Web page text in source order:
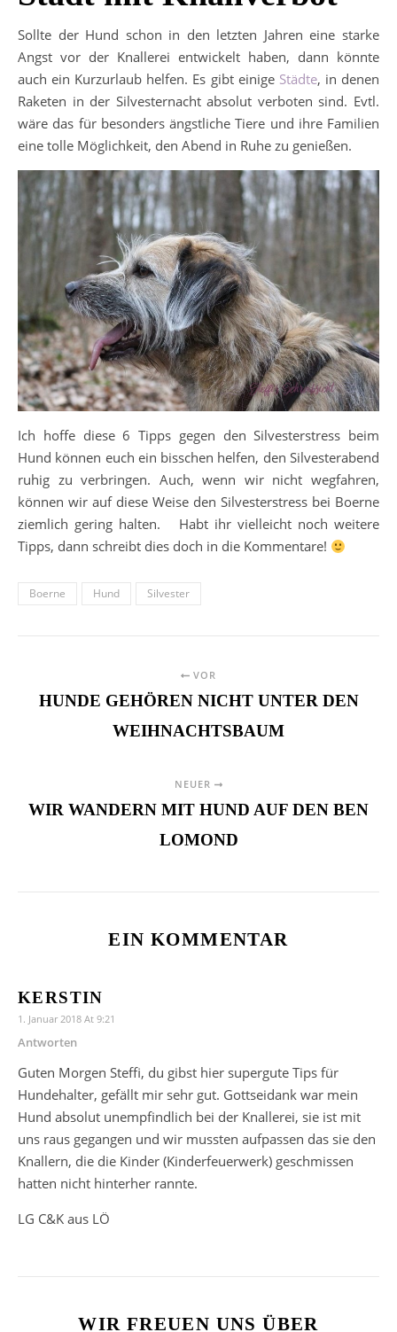
Sollte der Hund schon in den letzten Jahren eine starke
Angst vor der Knallerei entwickelt haben, dann könnte
auch ein Kurzurlaub helfen. Es gibt einige Städte, in denen
Raketen in der Silvesternacht absolut verboten sind. Evtl.
wäre das für besonders ängstliche Tiere und ihre Familien
eine tolle Möglichkeit, den Abend in Ruhe zu genießen.
Ich hoffe diese 6 Tipps gegen den Silvesterstress beim
Hund können euch ein bisschen helfen, den Silvesterabend
ruhig zu verbringen. Auch, wenn wir nicht wegfahren,
können wir auf diese Weise den Silvesterstress bei Boerne
ziemlich gering halten. Habt ihr vielleicht noch weitere
Tipps, dann schreibt dies doch in die Kommentare!
Boerne Hund Silvester
VOR
HUNDE GEHÖREN NICHT UNTER DEN
WEIHNACHTSBAUM
NEUER
WIR WANDERN MIT HUND AUF DEN BEN
LOMOND
EIN KOMMENTAR
KERSTIN
1. Januar 2018 At 9:21
Antworten
Guten Morgen Steffi, du gibst hier supergute Tips für
Hundehalter, gefällt mir sehr gut. Gottseidank war mein
Hund absolut unempfindlich bei der Knallerei, sie ist mit
uns raus gegangen und wir mussten aufpassen das sie den
Knallern, die die Kinder (Kinderfeuerwerk) geschmissen
hatten nicht hinterher rannte.
LG C&K aus LÖ
WIR FREUEN UNS ÜBER